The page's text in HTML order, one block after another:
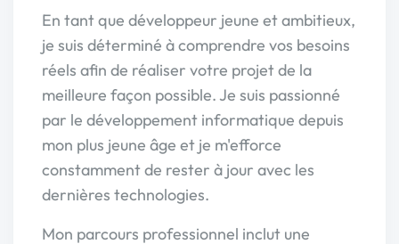
En tant que développeur jeune et ambitieux,
je suis déterminé à comprendre vos besoins
réels afin de réaliser votre projet de la
meilleure façon possible. Je suis passionné
par le développement informatique depuis
mon plus jeune âge et je m'efforce
constamment de rester à jour avec les
dernières technologies.
Mon parcours professionnel inclut une